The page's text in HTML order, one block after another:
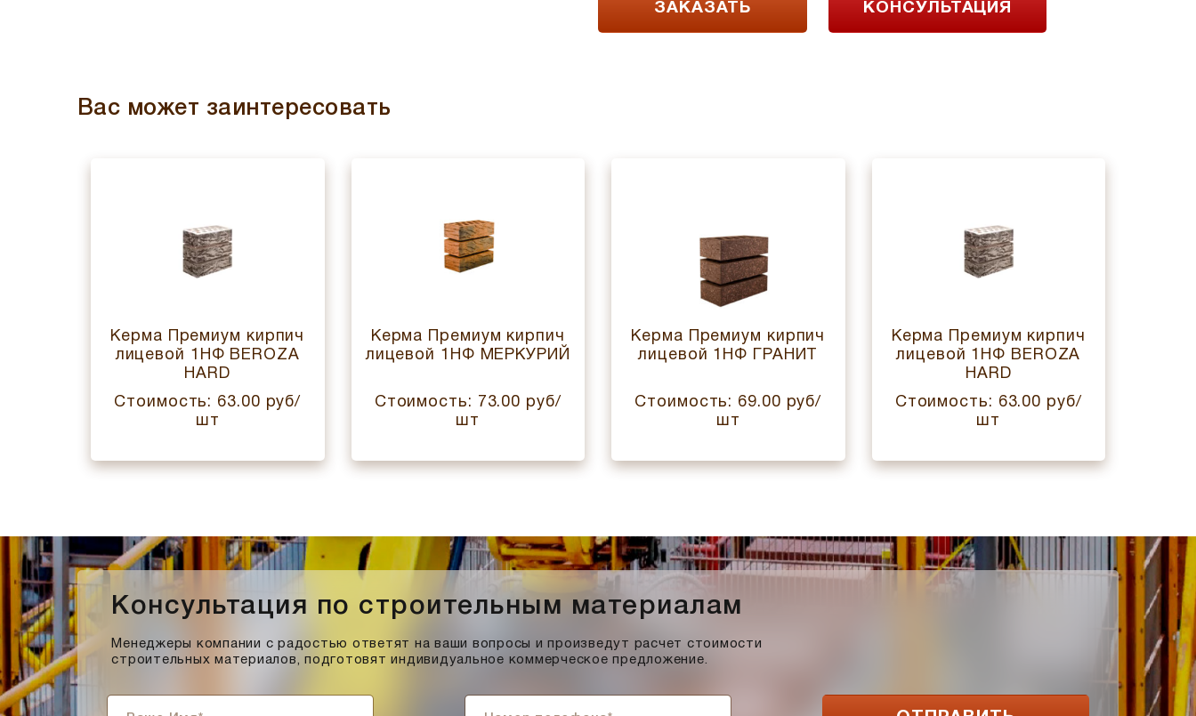
ЗАКАЗАТЬ КОНСУЛЬТАЦИЯ
Вас может заинтересовать
Керма Премиум кирпич
лицевой 1НФ BEROZA
HARD
Стоимость: 63.00 руб/
шт
Керма Премиум кирпич
лицевой 1НФ МЕРКУРИЙ
Стоимость: 73.00 руб/
шт
Керма Премиум кирпич
лицевой 1НФ ГРАНИТ
Стоимость: 69.00 руб/
шт
Керма Премиум кирпич
лицевой 1НФ BEROZA
HARD
Стоимость: 63.00 руб/
шт
Консультация по строительным материалам
Менеджеры компании с радостью ответят на ваши вопросы и произведут расчет стоимости
строительных материалов, подготовят индивидуальное коммерческое предложение.